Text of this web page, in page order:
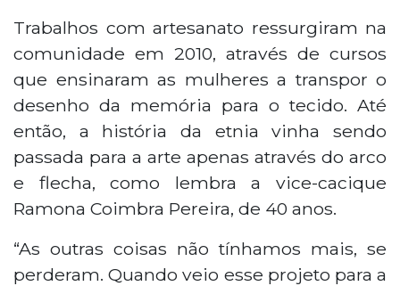
Trabalhos com artesanato ressurgiram na
comunidade em 2010, através de cursos
que ensinaram as mulheres a transpor o
desenho da memória para o tecido. Até
então, a história da etnia vinha sendo
passada para a arte apenas através do arco
e flecha, como lembra a vice-cacique
Ramona Coimbra Pereira, de 40 anos.
“As outras coisas não tínhamos mais, se
perderam. Quando veio esse projeto para a